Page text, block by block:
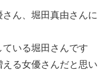
ん、堀田真由さんに
いる堀田さんです
る女優さんだと思い